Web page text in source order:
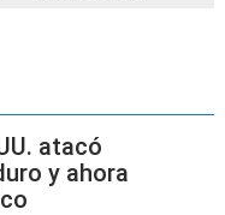
atacó
y ahora